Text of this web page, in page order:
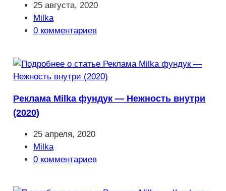
Запись
опубликована:
25 августа, 2020
Рубрика
записи:
Milka
Комментарии
0 комментариев
Реклама Milka фундук — Нежность внутри
(2020)
Запись
опубликована:
25 апреля, 2020
Рубрика
записи:
Milka
Комментарии
0 комментариев